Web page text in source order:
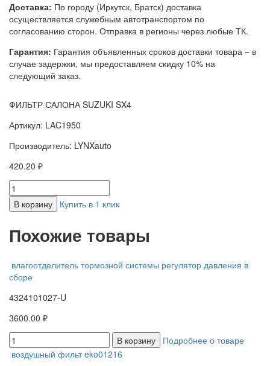
Доставка: По городу (Иркутск, Братск) доставка
осуществляется служебным автотранспортом по
согласованию сторон. Отправка в регионы через любые ТК.
Гарантия: Гарантия объявленных сроков доставки товара – в
случае задержки, мы предоставляем скидку 10% на
следующий заказ.
ФИЛЬТР САЛОНА SUZUKI SX4
Артикул: LAC1950
Производитель: LYNXauto
420.20 ₽
В корзину Купить в 1 клик
Похожие товары
влагоотделитель тормозной системы регулятор давления в
сборе
4324101027-U
3600.00 ₽
В корзину
Подробнее о товаре
воздушный фильт eko01216